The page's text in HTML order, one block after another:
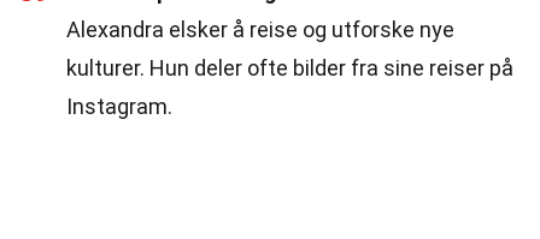
Alexandra elsker å reise og utforske nye
kulturer. Hun deler ofte bilder fra sine reiser på
Instagram.